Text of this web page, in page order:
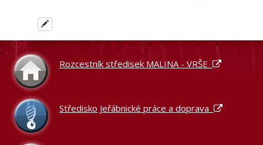
Rozcestník středisek MALINA - VRŠE
Středisko Jeřábnické práce a doprava